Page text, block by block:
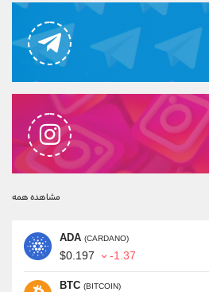
مشاهده همه
ADA (CARDANO)
$0.197 -1.37
BTC (BITCOIN)